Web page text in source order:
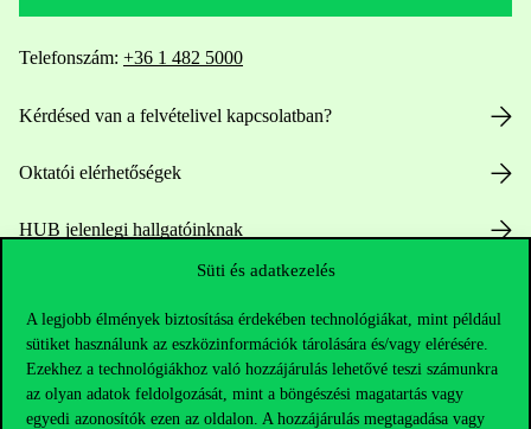
Süti és adatkezelés
A legjobb élmények biztosítása érdekében technológiákat, mint például
sütiket használunk az eszközinformációk tárolására és/vagy elérésére.
Ezekhez a technológiákhoz való hozzájárulás lehetővé teszi számunkra
az olyan adatok feldolgozását, mint a böngészési magatartás vagy
egyedi azonosítók ezen az oldalon. A hozzájárulás megtagadása vagy
Telefonszám: +36 1 482 5000
Kérdésed van a felvételivel kapcsolatban?
Oktatói elérhetőségek
HUB jelenlegi hallgatóinknak